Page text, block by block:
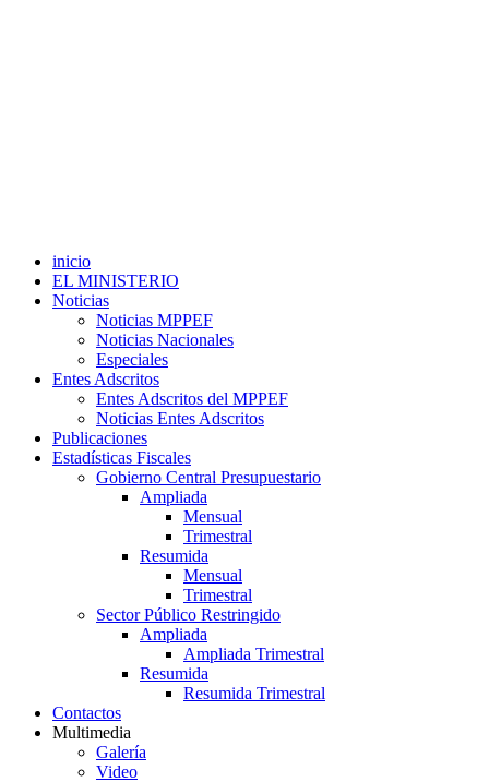
inicio
EL MINISTERIO
Noticias
Noticias MPPEF
Noticias Nacionales
Especiales
Entes Adscritos
Entes Adscritos del MPPEF
Noticias Entes Adscritos
Publicaciones
Estadísticas Fiscales
Gobierno Central Presupuestario
Ampliada
Mensual
Trimestral
Resumida
Mensual
Trimestral
Sector Público Restringido
Ampliada
Ampliada Trimestral
Resumida
Resumida Trimestral
Contactos
Multimedia
Galería
Video